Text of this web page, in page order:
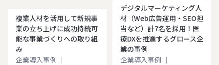
複業人材を活用して新規事
業の立ち上げに成功持続可
能な事業づくりへの取り組
み
企業導入事例 ｜
デジタルマーケティング人
材（Web広告運用・SEO担
当など）計7名を採用！医
療DXを推進するグロース企
業の事例
企業導入事例 ｜